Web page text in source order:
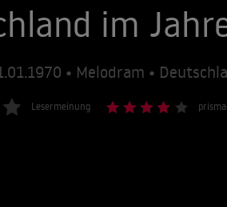
im
• Melodram •
Lesermeinung